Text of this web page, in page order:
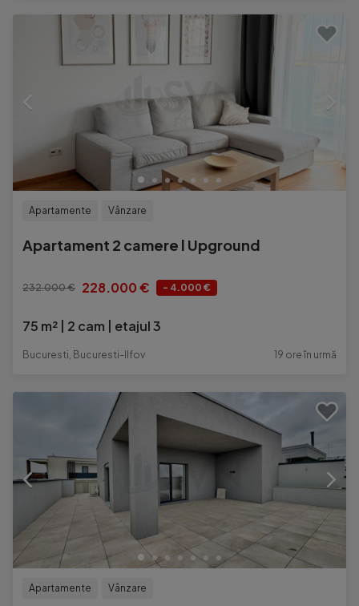
Apartamente Vânzare
Apartament 2 camere l Upground
232.000 € 228.000 € - 4.000 €
75 m² 2 cam etajul 3
Bucuresti, Bucuresti-Ilfov 19 ore în urmă
Apartamente Vânzare